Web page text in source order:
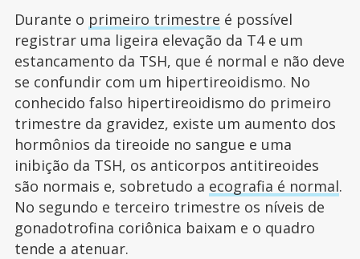
Durante o primeiro trimestre é possível
registrar uma ligeira elevação da T4 e um
estancamento da TSH, que é normal e não deve
se confundir com um hipertireoidismo. No
conhecido falso hipertireoidismo do primeiro
trimestre da gravidez, existe um aumento dos
hormônios da tireoide no sangue e uma
inibição da TSH, os anticorpos antitireoides
são normais e, sobretudo a ecografia é normal.
No segundo e terceiro trimestre os níveis de
gonadotrofina coriônica baixam e o quadro
tende a atenuar.